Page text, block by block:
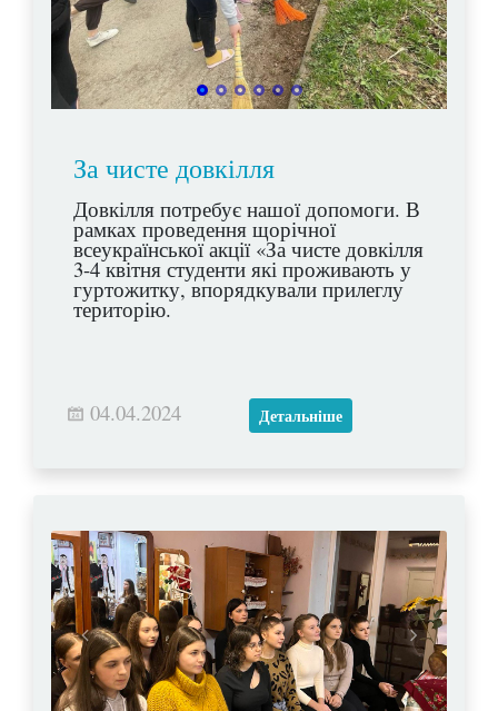
За чисте довкілля
Довкілля потребує нашої допомоги. В
рамках проведення щорічної
всеукраїнської акції «За чисте довкілля
3-4 квітня студенти які проживають у
гуртожитку, впорядкували прилеглу
територію.
04.04.2024 Детальніше